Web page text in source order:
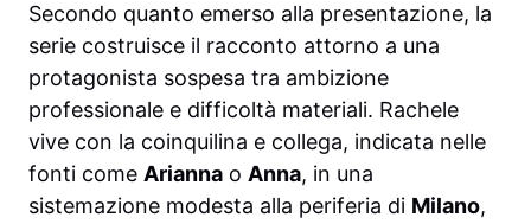
Secondo quanto emerso alla presentazione, la
serie costruisce il racconto attorno a una
protagonista sospesa tra ambizione
professionale e difficoltà materiali. Rachele
vive con la coinquilina e collega, indicata nelle
fonti come Arianna o Anna, in una
sistemazione modesta alla periferia di Milano,